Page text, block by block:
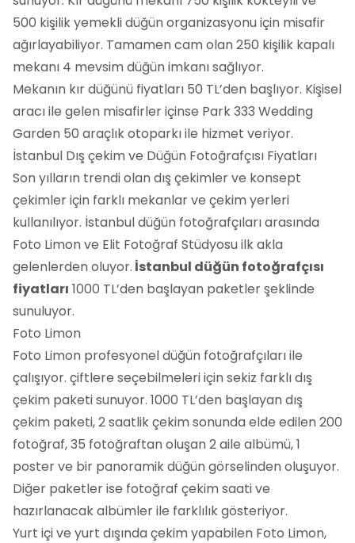
500 kişilik yemekli düğün organizasyonu için misafir
ağırlayabiliyor. Tamamen cam olan 250 kişilik kapalı
mekanı 4 mevsim düğün imkanı sağlıyor.
Mekanın kır düğünü fiyatları 50 TL’den başlıyor. Kişisel
aracı ile gelen misafirler içinse Park 333 Wedding
Garden 50 araçlık otoparkı ile hizmet veriyor.
İstanbul Dış çekim ve Düğün Fotoğrafçısı Fiyatları
Son yılların trendi olan dış çekimler ve konsept
çekimler için farklı mekanlar ve çekim yerleri
kullanılıyor. İstanbul düğün fotoğrafçıları arasında
Foto Limon ve Elit Fotoğraf Stüdyosu ilk akla
gelenlerden oluyor. İstanbul düğün fotoğrafçısı
fiyatları 1000 TL’den başlayan paketler şeklinde
sunuluyor.
Foto Limon
Foto Limon profesyonel düğün fotoğrafçıları ile
çalışıyor. çiftlere seçebilmeleri için sekiz farklı dış
çekim paketi sunuyor. 1000 TL’den başlayan dış
çekim paketi, 2 saatlik çekim sonunda elde edilen 200
fotoğraf, 35 fotoğraftan oluşan 2 aile albümü, 1
poster ve bir panoramik düğün görselinden oluşuyor.
Diğer paketler ise fotoğraf çekim saati ve
hazırlanacak albümler ile farklılık gösteriyor.
Yurt içi ve yurt dışında çekim yapabilen Foto Limon,